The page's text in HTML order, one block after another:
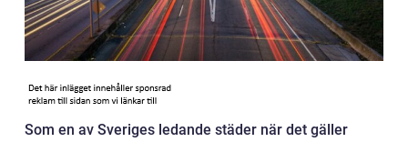
Som en av Sveriges ledande städer när det gäller